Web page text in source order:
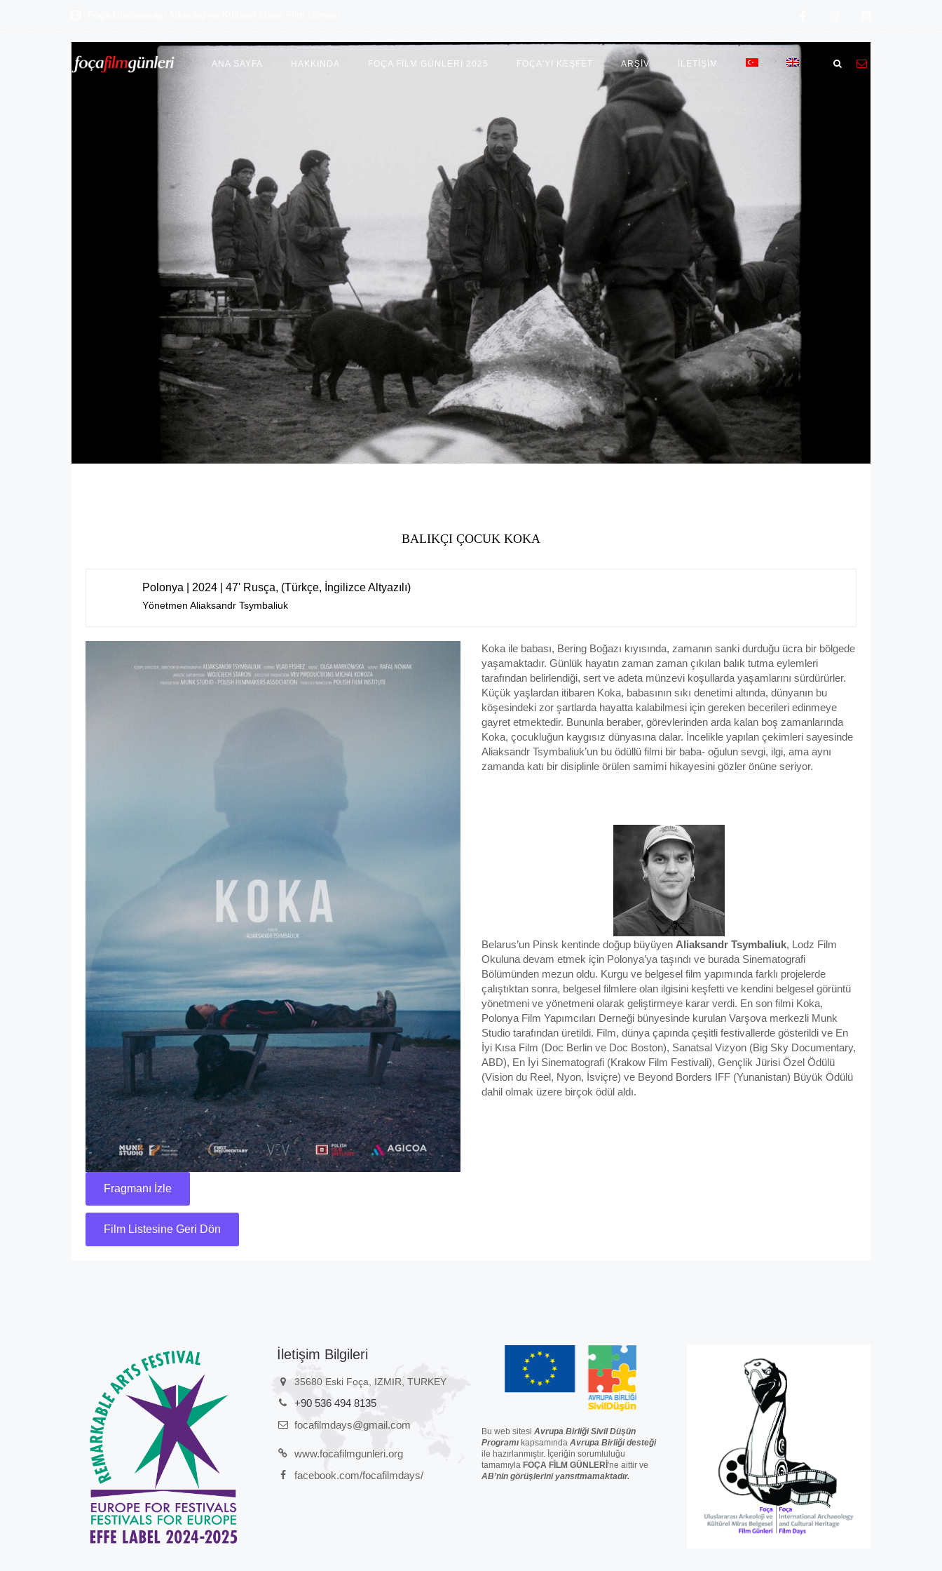
ANA SAYFA HAKKINDA FOÇA FILM GÜNLERI 2025 FOÇA'YI KEŞFET ARŞİV İLETIŞIM
BALIKÇI ÇOCUK KOKA
Polonya | 2024 | 47' Rusça, (Türkçe, İngilizce Altyazılı)
Yönetmen Aliaksandr Tsymbaliuk
Koka ile babası, Bering Boğazı kıyısında, zamanın sanki durduğu ücra bir bölgede
yaşamaktadır. Günlük hayatın zaman zaman çıkılan balık tutma eylemleri
tarafından belirlendiği, sert ve adeta münzevi koşullarda yaşamlarını sürdürürler.
Küçük yaşlardan itibaren Koka, babasının sıkı denetimi altında, dünyanın bu
köşesindeki zor şartlarda hayatta kalabilmesi için gereken becerileri edinmeye
gayret etmektedir. Bununla beraber, görevlerinden arda kalan boş zamanlarında
Koka, çocukluğun kaygısız dünyasına dalar. İncelikle yapılan çekimleri sayesinde
Aliaksandr Tsymbaliuk’un bu ödüllü filmi bir baba- oğulun sevgi, ilgi, ama aynı
zamanda katı bir disiplinle örülen samimi hikayesini gözler önüne seriyor.
Belarus’un Pinsk kentinde doğup büyüyen Aliaksandr Tsymbaliuk, Lodz Film
Okuluna devam etmek için Polonya’ya taşındı ve burada Sinematografi
Bölümünden mezun oldu. Kurgu ve belgesel film yapımında farklı projelerde
çalıştıktan sonra, belgesel filmlere olan ilgisini keşfetti ve kendini belgesel görüntü
yönetmeni ve yönetmeni olarak geliştirmeye karar verdi. En son filmi Koka,
Polonya Film Yapımcıları Derneği bünyesinde kurulan Varşova merkezli Munk
Studio tarafından üretildi. Film, dünya çapında çeşitli festivallerde gösterildi ve En
İyi Kısa Film (Doc Berlin ve Doc Boston), Sanatsal Vizyon (Big Sky Documentary,
ABD), En İyi Sinematografi (Krakow Film Festivali), Gençlik Jürisi Özel Ödülü
(Vision du Reel, Nyon, İsviçre) ve Beyond Borders IFF (Yunanistan) Büyük Ödülü
dahil olmak üzere birçok ödül aldı.
Fragmanı İzle
Film Listesine Geri Dön
İletişim Bilgileri
35680 Eski Foça, IZMIR, TURKEY
+90 536 494 8135
focafilmdays@gmail.com
www.focafilmgunleri.org
facebook.com/focafilmdays/
Bu web sitesi Avrupa Birliği Sivil Düşün
Programı kapsamında Avrupa Birliğidesteği
ile hazırlanmıştır. İçeriğin sorumluluğu
tamamıyla FOÇA FİLM GÜNLERİ'ne aittir ve
AB’nin görüşlerini yansıtmamaktadır.